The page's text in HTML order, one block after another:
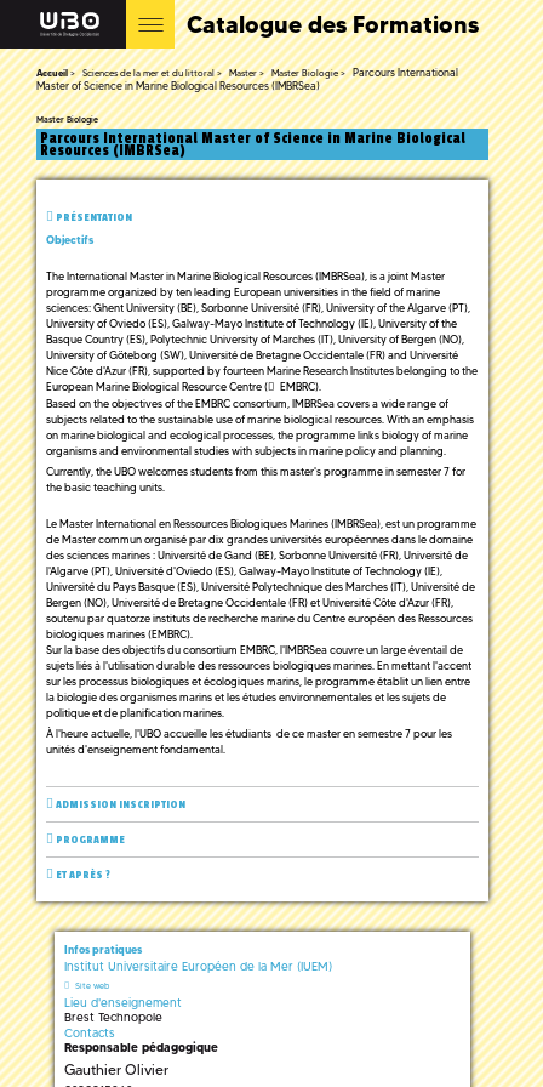
Catalogue des Formations
Accueil Sciences de la mer et du littoral Master Master Biologie
Parcours International
Master of Science in Marine Biological Resources (IMBRSea)
Master Biologie
Parcours International Master of Science in Marine Biological
Resources (IMBRSea)
PRÉSENTATION
Objectifs
The International Master in Marine Biological Resources (IMBRSea), is a joint Master
programme organized by ten leading European universities in the field of marine
sciences: Ghent University (BE), Sorbonne Université (FR), University of the Algarve (PT),
University of Oviedo (ES), Galway-Mayo Institute of Technology (IE), University of the
Basque Country (ES), Polytechnic University of Marches (IT), University of Bergen (NO),
University of Göteborg (SW), Université de Bretagne Occidentale (FR) and Université
Nice Côte d'Azur (FR), supported by fourteen Marine Research Institutes belonging to the
European Marine Biological Resource Centre (
EMBRC).
Based on the objectives of the EMBRC consortium, IMBRSea covers a wide range of
subjects related to the sustainable use of marine biological resources. With an emphasis
on marine biological and ecological processes, the programme links biology of marine
organisms and environmental studies with subjects in marine policy and planning.
Currently, the UBO welcomes students from this master's programme in semester 7 for
the basic teaching units.
Le Master International en Ressources Biologiques Marines (IMBRSea), est un programme
de Master commun organisé par dix grandes universités européennes dans le domaine
des sciences marines : Université de Gand (BE), Sorbonne Université (FR), Université de
l'Algarve (PT), Université d'Oviedo (ES), Galway-Mayo Institute of Technology (IE),
Université du Pays Basque (ES), Université Polytechnique des Marches (IT), Université de
Bergen (NO), Université de Bretagne Occidentale (FR) et Université Côte d'Azur (FR),
soutenu par quatorze instituts de recherche marine du Centre européen des Ressources
biologiques marines (EMBRC).
Sur la base des objectifs du consortium EMBRC, l'IMBRSea couvre un large éventail de
sujets liés à l'utilisation durable des ressources biologiques marines. En mettant l'accent
sur les processus biologiques et écologiques marins, le programme établit un lien entre
la biologie des organismes marins et les études environnementales et les sujets de
politique et de planification marines.
À l'heure actuelle, l'UBO accueille les étudiants de ce master en semestre 7 pour les
unités d'enseignement fondamental.
ADMISSION INSCRIPTION
PROGRAMME
ET APRÈS ?
Infos pratiques
Institut Universitaire Européen de la Mer (IUEM)
Site web
Lieu d'enseignement
Brest Technopole
Contacts
Responsable pédagogique
Gauthier Olivier